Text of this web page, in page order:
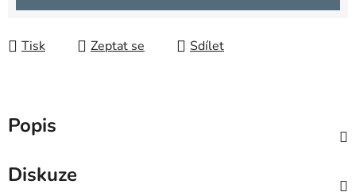
Tisk Zeptat se Sdílet
Popis
Diskuze